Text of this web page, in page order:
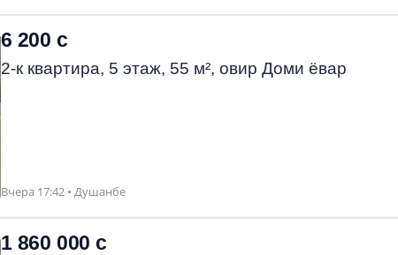
6 200 с
2-к квартира, 5 этаж, 55 м², овир Доми ёвар
Вчера 17:42 • Душанбе
1 860 000 с